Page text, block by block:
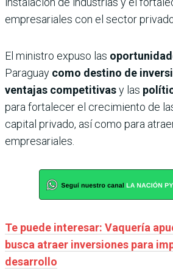
empresariales con el sector
El ministro expuso las
Paraguay como destino de
ventajas competitivasy las
para fortalecer el crecimiento de
capital privado, así como para
empresariales.
Te puede interesar: Vaquería
busca atraer inversiones para
desarrollo